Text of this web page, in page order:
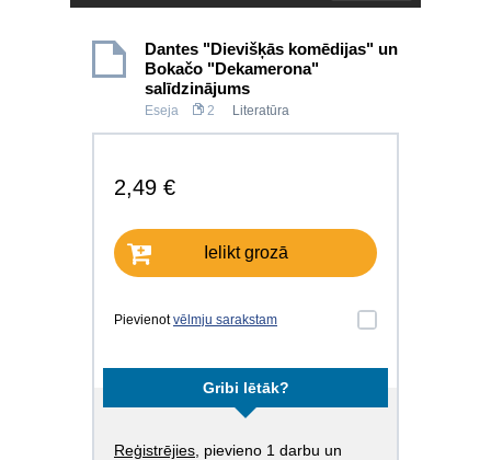
Dantes "Dievišķās komēdijas" un
Bokačo "Dekamerona"
salīdzinājums
Eseja 2 Literatūra
2,49 €
Ielikt grozā
Pievienotvēlmju sarakstam
Gribi lētāk?
Reģistrējies , pievieno 1 darbu un